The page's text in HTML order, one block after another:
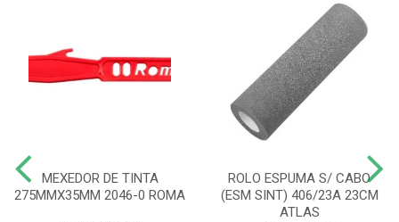
MEXEDOR DE TINTA
275MMX35MM 2046-0 ROMA
ROLO ESPUMA S/ CABO
(ESM SINT) 406/23A 23CM
ATLAS